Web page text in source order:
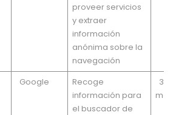
proveer servicios
y extraer
información
anónima sobre la
navegación
Google
Recoge
información para
el buscador de
3